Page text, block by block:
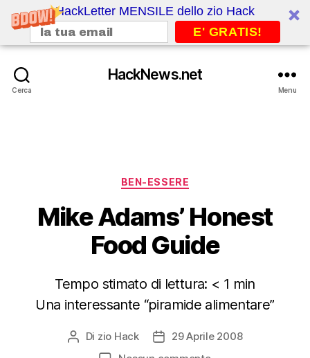
HackLetter MENSILE dello zio Hack
E' GRATIS!
Cerca
HackNews.net
Menu
Categorie
BEN-ESSERE
Mike Adams’ Honest
Food Guide
Tempo stimato di lettura: < 1 min
Una interessante “piramide alimentare”
Autore
articolo
Di zio Hack
Data29 Aprile 2008